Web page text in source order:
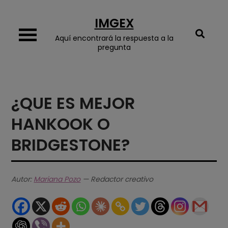
content
IMGEX
Aquí encontrará la respuesta a la
pregunta
¿QUE ES MEJOR
HANKOOK O
BRIDGESTONE?
Autor: Mariana Pozo— Redactor creativo